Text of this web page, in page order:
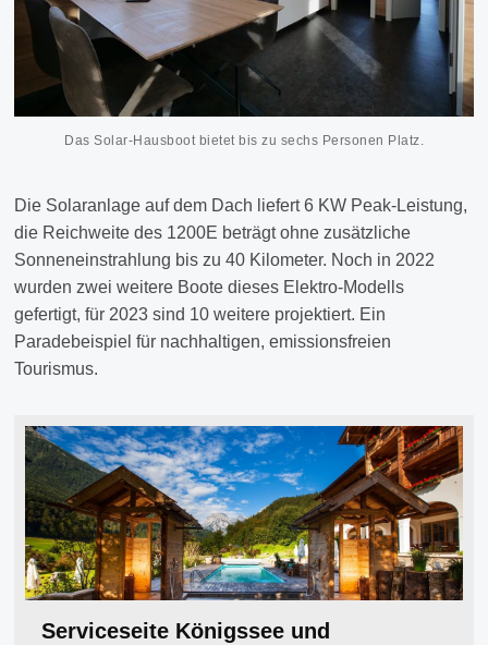
Das Solar-Hausboot bietet bis zu sechs Personen Platz.
Die Solaranlage auf dem Dach liefert 6 KW Peak-Leistung,
die Reichweite des 1200E beträgt ohne zusätzliche
Sonneneinstrahlung bis zu 40 Kilometer. Noch in 2022
wurden zwei weitere Boote dieses Elektro-Modells
gefertigt, für 2023 sind 10 weitere projektiert. Ein
Paradebeispiel für nachhaltigen, emissionsfreien
Tourismus.
Serviceseite Königssee und